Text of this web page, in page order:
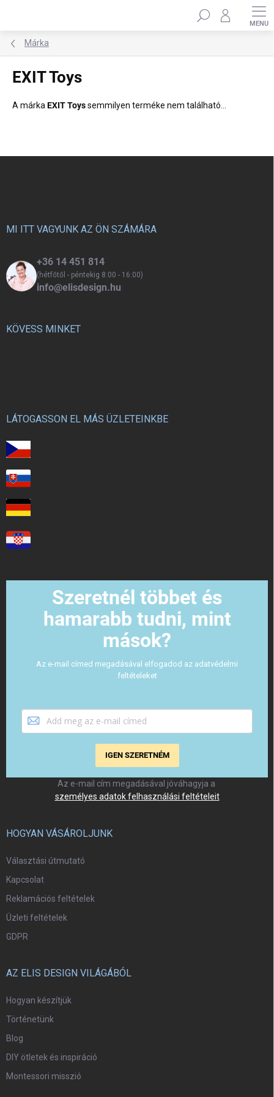
tartalomhoz
Keresés
Márka
EXIT Toys
A márka EXIT Toyssemmilyen terméke nem található...
Szeretnél többet és
hamarabb tudni, mint
mások?
Az e-mail címed megadásával elfogadod az adatvédelmi
feltételeket
IGEN SZERETNÉM
Az e-mail cím megadásával jóváhagyja a
személyes adatok felhasználási feltételeit
MI ITT VAGYUNK AZ ÖN SZÁMÁRA
+36 14 451 814
(hétfőtől - péntekig 8:00 - 16:00)
info@elisdesign.hu
KÖVESS MINKET
LÁTOGASSON EL MÁS ÜZLETEINKBE
HOGYAN VÁSÁROLJUNK
Választási útmutató
Kapcsolat
Reklamációs feltételek
Üzleti feltételek
GDPR
AZ ELIS DESIGN VILÁGÁBÓL
Hogyan készítjük
Történetünk
Blog
DIY ötletek és inspiráció
Montessori misszió